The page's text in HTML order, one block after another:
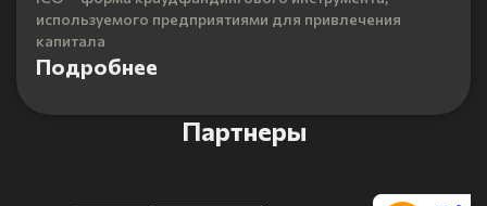
используемого предприятиями для привлечения
капитала
Подробнее
Партнеры